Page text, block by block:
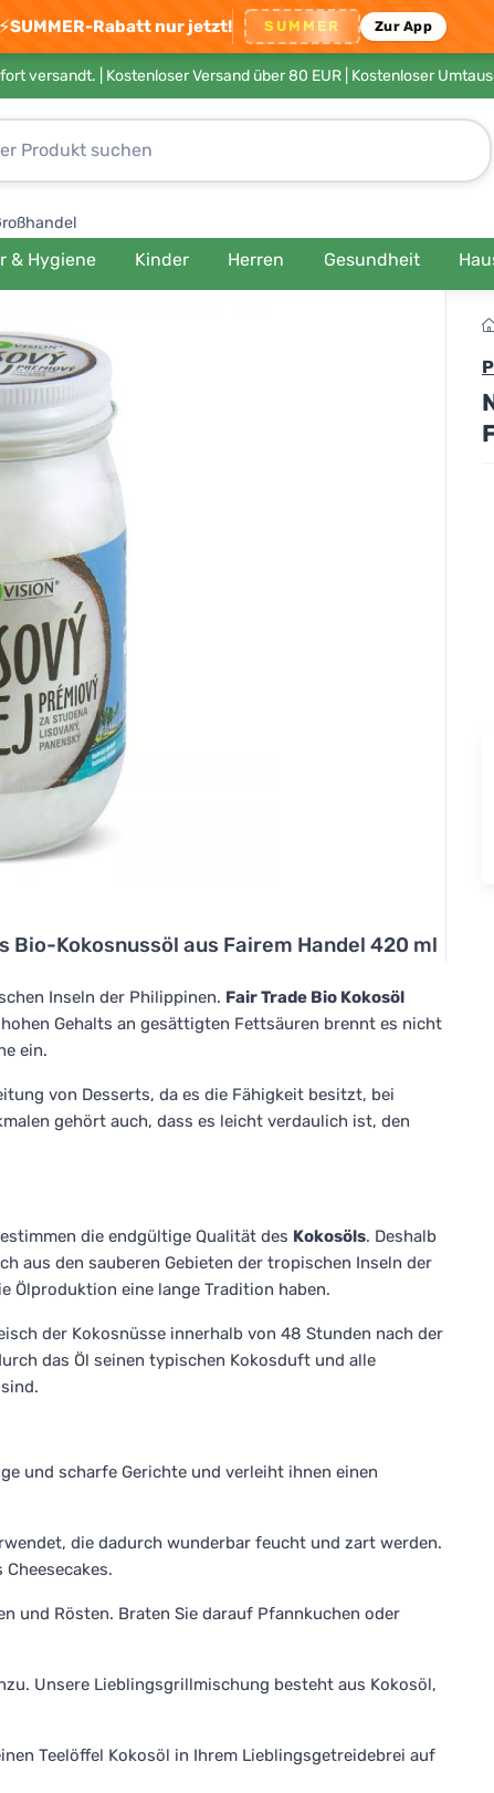
⚡SUMMER-Rabatt nur jetzt! SUMMER Zur App
versandt. | Kostenloser Versand über 80 EUR | Kostenloser
& Hygiene Kinder Herren Gesundheit
Bio-Kokosnussöl aus Fairem Handel 420 ml
Inseln der Philippinen. Fair Trade Bio Kokosöl
Gehalts an gesättigten Fettsäuren brennt es nicht
ein.
von Desserts, da es die Fähigkeit besitzt, bei
gehört auch, dass es leicht verdaulich ist, den
die endgültige Qualität des Kokosöls. Deshalb
aus den sauberen Gebieten der tropischen Inseln der
Ölproduktion eine lange Tradition haben.
der Kokosnüsse innerhalb von 48 Stunden nach der
das Öl seinen typischen Kokosduft und alle
und scharfe Gerichte und verleiht ihnen einen
die dadurch wunderbar feucht und zart werden.
und Rösten. Braten Sie darauf Pfannkuchen oder
Unsere Lieblingsgrillmischung besteht aus Kokosöl,
Teelöffel Kokosöl in Ihrem Lieblingsgetreidebrei auf